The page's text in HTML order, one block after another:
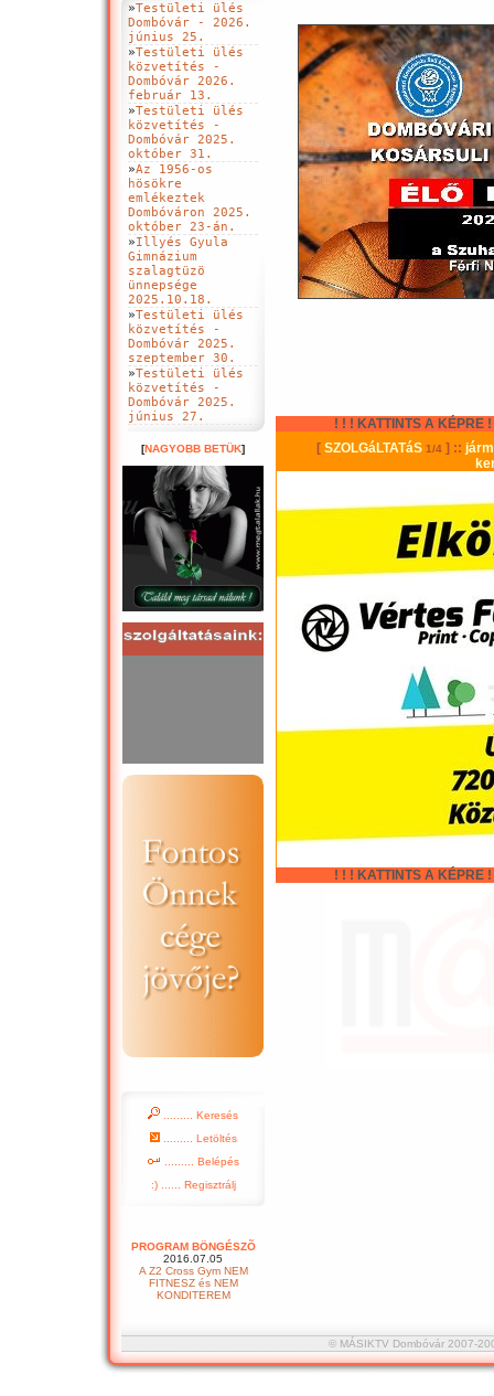
! ! ! KATTINTS A KÉPRE
! ! ! KATTINTS A KÉPRE
»Testületi ülés
Dombóvár - 2026.
június 25.
»Testületi ülés
közvetítés -
Dombóvár 2026.
február 13.
»Testületi ülés
közvetítés -
Dombóvár 2025.
október 31.
»Az 1956-os
hösökre
emlékeztek
Dombóváron 2025.
október 23-án.
»Illyés Gyula
Gimnázium
szalagtüzö
ünnepsége
2025.10.18.
»Testületi ülés
közvetítés -
Dombóvár 2025.
szeptember 30.
»Testületi ülés
közvetítés -
Dombóvár 2025.
június 27.
[NAGYOBB BETÜK]
......... Keresés
......... Letöltés
......... Belépés
:) ...... Regisztrálj
PROGRAM BÖNGÉSZÕ
2016.07.05
A Z2 Cross Gym NEM
FITNESZ és NEM
KONDITEREM
© MÁSIKTV Dombóvár 2007-